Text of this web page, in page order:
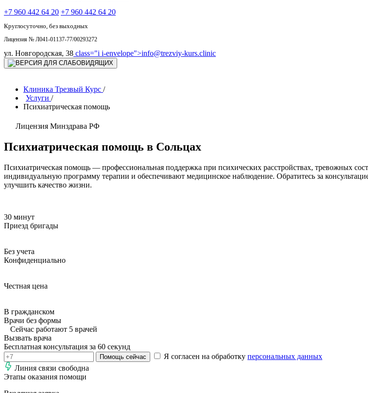
+7 960 442 64 20 +7 960 442 64 20
Круглосуточно, без выходных
Лицензия № Л041-01137-77/00293272
ул. Новгородская, 38 class="i i-envelope">info@trezviy-kurs.clinic
Клиника Трезвый Курс /
Услуги /
Психиатрическая помощь
Лицензия Минздрава РФ
Психиатрическая помощь в Сольцах
Психиатрическая помощь — профессиональная поддержка при психических расстройствах, тревожных
индивидуальную программу терапии и обеспечивают медицинское наблюдение. Обратитесь за
улучшить качество жизни.
30 минут
Приезд бригады
Без учета
Конфиденциально
Честная цена
В гражданском
Врачи без формы
Сейчас работают 5 врачей
Вызвать врача
Бесплатная консультация за 60 секунд
Помощь сейчас Я согласен на обработку персональных данных
Линия связи свободна
Этапы оказания помощи